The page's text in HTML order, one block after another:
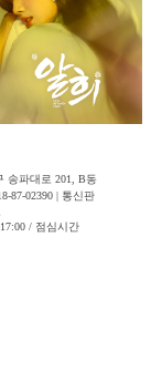
송파대로 201, B동
87-02390 | 통신판
/ 점심시간